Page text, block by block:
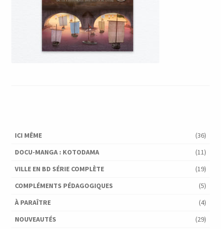
ICI MÊME
(36)
DOCU-MANGA : KOTODAMA
(11)
VILLE EN BD SÉRIE COMPLÈTE
(19)
COMPLÉMENTS PÉDAGOGIQUES
(5)
À PARAÎTRE
(4)
NOUVEAUTÉS
(29)